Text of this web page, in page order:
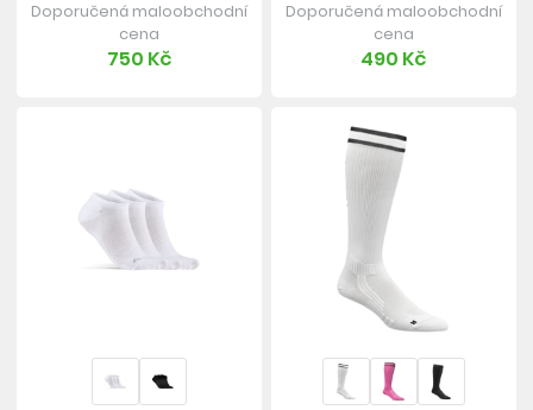
Doporučená maloobchodní
cena
750 Kč
Doporučená maloobchodní
cena
490 Kč